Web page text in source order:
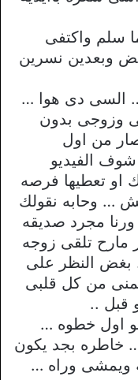
سلم واكتفى
وبعدين نسرين
السى دى هوا …
وزوجى بدون
من اول
الفيديو
او تعطيها فرصه
… وحابه نقولك
مجرد صديقه
مارح تلقى زوجه
بغض النظر على
من كل قلبى
قبل ..
اول خطوه …
خاطره بجد يكون
ويمشى وراه …